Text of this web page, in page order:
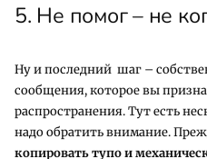
5. Не помог – не
Ну и последний шаг –
сообщения, которое вы
распространения. Тут есть
надо обратить внимание.
копировать тупо и